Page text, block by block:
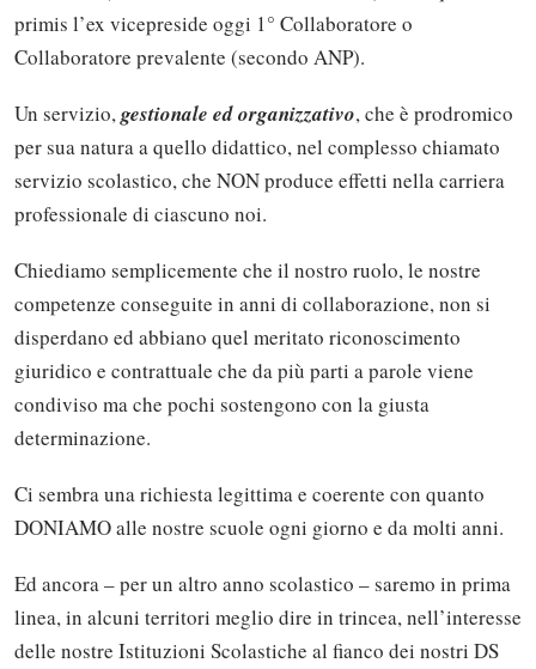
primis l’ex vicepreside oggi 1° Collaboratore o
Collaboratore prevalente (secondo ANP).
Un servizio,gestionale ed organizzativo, che è prodromico
per sua natura a quello didattico, nel complesso chiamato
servizio scolastico, che NON produce effetti nella carriera
professionale di ciascuno noi.
Chiediamo semplicemente che il nostro ruolo, le nostre
competenze conseguite in anni di collaborazione, non si
disperdano ed abbiano quel meritato riconoscimento
giuridico e contrattuale che da più parti a parole viene
condiviso ma che pochi sostengono con la giusta
determinazione.
Ci sembra una richiesta legittima e coerente con quanto
DONIAMO alle nostre scuole ogni giorno e da molti anni.
Ed ancora – per un altro anno scolastico – saremo in prima
linea, in alcuni territori meglio dire in trincea, nell’interesse
delle nostre Istituzioni Scolastiche al fianco dei nostri DS